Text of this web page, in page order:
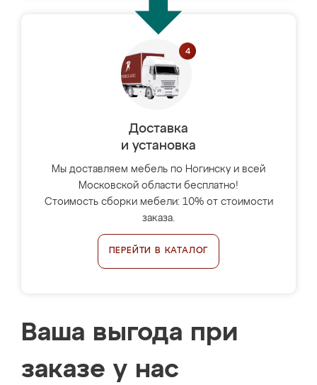
Доставка
и установка
Мы доставляем мебель по Ногинску и всей
Московской области бесплатно!
Стоимость сборки мебели: 10% от стоимости
заказа.
ПЕРЕЙТИ В КАТАЛОГ
Ваша выгода при
заказе у нас